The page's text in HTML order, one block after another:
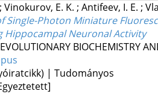
; Vinokurov, E. K. ; Antifeev, I. E. ;
Single-Photon Miniature
Hippocampal Neuronal Activity
BIOCHEMISTRY
| Tudományos